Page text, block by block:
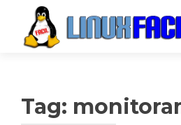
Tag: